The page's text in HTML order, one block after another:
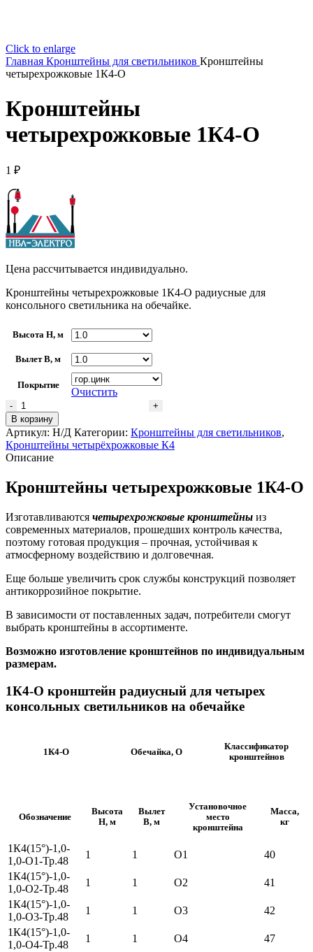
Click to enlarge
Главная Кронштейны для светильников Кронштейны
четырехрожковые 1К4-О
Кронштейны
четырехрожковые 1К4-О
1 ₽
Цена рассчитывается индивидуально.
Кронштейны четырехрожковые 1К4-О радиусные для
консольного светильника на обечайке.
Высота H, м
Вылет В, м
Покрытие
Очистить
Количество
товара
Кронштейны
четырехрожковые
1К4-
В корзину
Артикул: Н/Д Категории: Кронштейны для светильников,
Кронштейны четырёхрожковые К4
Описание
Кронштейны четырехрожковые 1К4-О
Изготавливаются четырехрожковые кронштейны из
современных материалов, прошедших контроль качества,
поэтому готовая продукция – прочная, устойчивая к
атмосферному воздействию и долговечная.
Еще больше увеличить срок службы конструкций позволяет
антикоррозийное покрытие.
В зависимости от поставленных задач, потребители смогут
выбрать кронштейны в ассортименте.
Возможно изготовление кронштейнов по индивидуальным
размерам.
1К4-О кронштейн радиусный для четырех
консольных светильников на обечайке
1К4-О Обечайка, О
Классификатор
кронштейнов
Обозначение
Высота
H, м
Вылет
B, м
Установочное
место
кронштейна
Масса,
кг
1К4(15°)-1,0-
1,0-О1-Тр.48
1 1 О1
40
1К4(15°)-1,0-
1,0-О2-Тр.48
1 1 О2
41
1К4(15°)-1,0-
1,0-О3-Тр.48
1 1 О3
42
1К4(15°)-1,0-
1,0-О4-Тр.48
1 1 О4
47